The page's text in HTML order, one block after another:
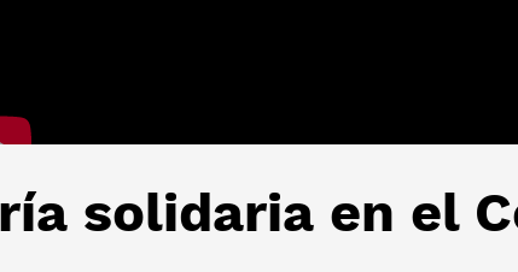
solidaria en el